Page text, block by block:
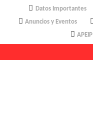
Datos Importantes
Anuncios y Eventos
APEIP